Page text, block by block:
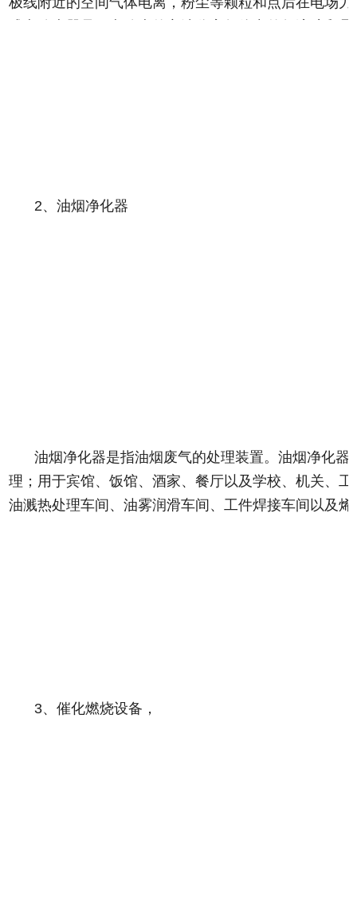
2、油烟净化器
油烟净化器是指油烟废气的处理装置。油烟净化
理；用于宾馆、饭馆、酒家、餐厅以及学校、机关、
油溅热处理车间、油雾润滑车间、工件焊接车间以及
3、催化燃烧设备，